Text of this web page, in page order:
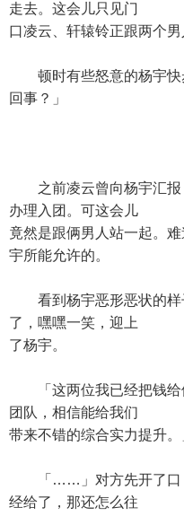
走去。这会儿只见门
口凌云、轩辕铃正跟两个男
顿时有些怒意的杨宇快
回事？」
第九十二节
之前凌云曾向杨宇汇报
办理入团。可这会儿
竟然是跟俩男人站一起。
宇所能允许的。
看到杨宇恶形恶状的样
了，嘿嘿一笑，迎上
了杨宇。
「这两位我已经把钱给
团队，相信能给我们
带来不错的综合实力提升。
「……」对方先开了口，
经给了，那还怎么往